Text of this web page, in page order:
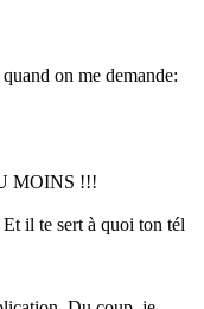
on me demande:
MOINS !!!
il te sert à quoi ton tél